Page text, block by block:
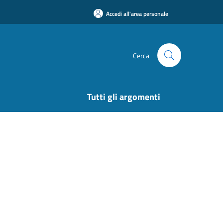
Accedi all'area personale
Cerca
Tutti gli argomenti